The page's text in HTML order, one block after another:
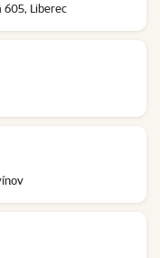
605, Liberec